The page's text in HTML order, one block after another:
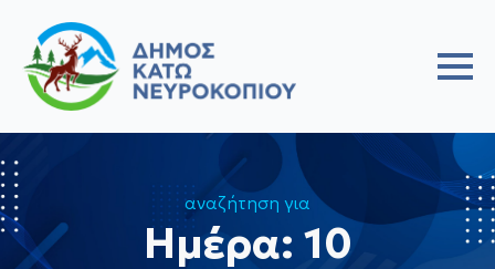
αναζήτηση για
Ημέρα: 10